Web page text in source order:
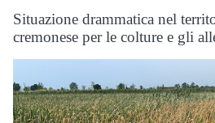
Situazione drammatica nel
cremonese per le colture e gli